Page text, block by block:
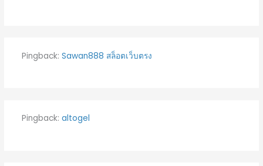
Pingback: Sawan888 สล็อตเว็บตรง
Pingback: altogel